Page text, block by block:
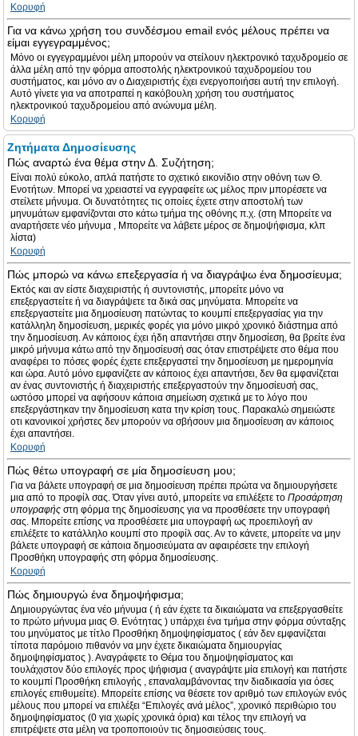
Κορυφή
Για να κάνω χρήση του συνδέσμου email ενός μέλους πρέπει να
είμαι εγγεγραμμένος;
Μόνο οι εγγεγραμμένοι μέλη μπορούν να στείλουν ηλεκτρονικό ταχυδρομείο σε
άλλα μέλη από την φόρμα αποστολής ηλεκτρονικού ταχυδρομείου του
συστήματος, και μόνο αν ο Διαχειριστής έχει ενεργοποιήσει αυτή την επιλογή.
Αυτό γίνετε για να αποτραπεί η κακόβουλη χρήση του συστήματος
ηλεκτρονικού ταχυδρομείου από ανώνυμα μέλη.
Κορυφή
Ζητήματα Δημοσίευσης
Πώς αναρτώ ένα θέμα στην Δ. Συζήτηση;
Είναι πολύ εύκολο, απλά πατήστε το σχετικό εικονίδιο στην οθόνη των Θ.
Ενοτήτων. Μπορεί να χρειαστεί να εγγραφείτε ως μέλος πριν μπορέσετε να
στείλετε μήνυμα. Οι δυνατότητες τις οποίες έχετε στην αποστολή των
μηνυμάτων εμφανίζονται στο κάτω τμήμα της οθόνης π.χ. (στη Μπορείτε να
αναρτήσετε νέο μήνυμα , Μπορείτε να λάβετε μέρος σε δημοψήφισμα, κλπ
λίστα)
Κορυφή
Πώς μπορώ να κάνω επεξεργασία ή να διαγράψω ένα δημοσίευμα;
Εκτός και αν είστε διαχειριστής ή συντονιστής, μπορείτε μόνο να
επεξεργαστείτε ή να διαγράψετε τα δικά σας μηνύματα. Μπορείτε να
επεξεργαστείτε μια δημοσίευση πατώντας το κουμπί επεξεργασίας για την
κατάλληλη δημοσίευση, μερικές φορές για μόνο μικρό χρονικό διάστημα από
την δημοσίευση. Αν κάποιος έχει ήδη απαντήσει στην δημοσίεση, θα βρείτε ένα
μικρό μήνυμα κάτω από την δημοσίευσή σας όταν επιστρέψετε στο θέμα που
αναφέρει το πόσες φορές έχετε επεξεργαστεί την δημοσίευση με ημερομηνία
και ώρα. Αυτό μόνο εμφανίζετε αν κάποιος έχει απαντήσει, δεν θα εμφανίζεται
αν ένας συντονιστής ή διαχειριστής επεξεργαστούν την δημοσίευσή σας,
ωστόσο μπορεί να αφήσουν κάποια σημείωση σχετικά με το λόγο που
επεξεργάστηκαν την δημοσίευση κατα την κρίση τους. Παρακαλώ σημειώστε
οτι κανονικοί χρήστες δεν μπορούν να σβήσουν μια δημοσίευση αν κάποιος
έχει απαντήσει.
Κορυφή
Πώς θέτω υπογραφή σε μία δημοσίευση μου;
Για να βάλετε υπογραφή σε μια δημοσίευση πρέπει πρώτα να δημιουργήσετε
μια από το προφίλ σας. Όταν γίνει αυτό, μπορείτε να επιλέξετε το Προσάρτηση
υπογραφής στη φόρμα της δημοσίευσης για να προσθέσετε την υπογραφή
σας. Μπορείτε επίσης να προσθέσετε μια υπογραφή ως προεπιλογή αν
επιλέξετε το κατάλληλο κουμπί στο προφίλ σας. Αν το κάνετε, μπορείτε να μην
βάλετε υπογραφή σε κάποια δημοσιεύματα αν αφαιρέσετε την επιλογή
Προσθήκη υπογραφής στη φόρμα δημοσίευσης.
Κορυφή
Πώς δημιουργώ ένα δημοψήφισμα;
Δημιουργώντας ένα νέο μήνυμα ( ή εάν έχετε τα δικαιώματα να επεξεργασθείτε
το πρώτο μήνυμα μιας Θ. Ενότητας ) υπάρχει ένα τμήμα στην φόρμα σύνταξης
του μηνύματος με τίτλο Προσθήκη δημοψηφίσματος ( εάν δεν εμφανίζεται
τίποτα παρόμοιο πιθανόν να μην έχετε δικαιώματα δημιουργίας
δημοψηφίσματος ). Αναγράφετε το Θέμα του δημοψηφίσματος και
τουλάχιστον δύο επιλογές προς ψήφισμα ( αναγράψτε μία επιλογή και πατήστε
το κουμπί Προσθήκη επιλογής , επαναλαμβάνοντας την διαδικασία για όσες
επιλογές επιθυμείτε). Μπορείτε επίσης να θέσετε τον αριθμό των επιλογών ενός
μέλους που μπορεί να επιλέξει “Επιλογές ανά μέλος”, χρονικό περιθώριο του
δημοψηφίσματος (0 για χωρίς χρονικά όρια) και τέλος την επιλογή να
επιτρέψετε στα μέλη να τροποποιούν τις δημοσιεύσεις τους.